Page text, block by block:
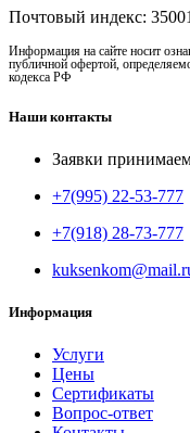
Почтовый индекс:
Информация на сайте носит
публичной офертой,
кодекса РФ
Наши контакты
Заявки
+7(995) 22-53-777
+7(918) 28-73-777
Информация
Услуги
Цены
Сертификаты
Вопрос-ответ